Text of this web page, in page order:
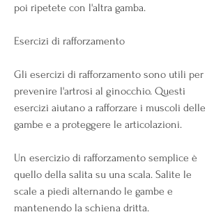
poi ripetete con l'altra gamba.
Esercizi di rafforzamento
Gli esercizi di rafforzamento sono utili per
prevenire l'artrosi al ginocchio. Questi
esercizi aiutano a rafforzare i muscoli delle
gambe e a proteggere le articolazioni.
Un esercizio di rafforzamento semplice è
quello della salita su una scala. Salite le
scale a piedi alternando le gambe e
mantenendo la schiena dritta.